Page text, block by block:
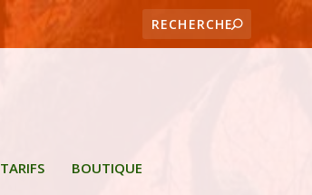
TARIFS BOUTIQUE